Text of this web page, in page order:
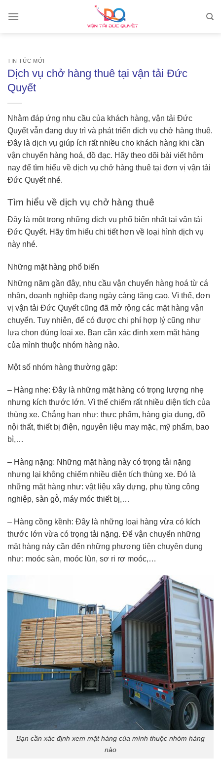
TIN TỨC MỚI
Dịch vụ chở hàng thuê tại vận tải Đức
Quyết
Nhằm đáp ứng nhu cầu của khách hàng, vận tải Đức
Quyết vẫn đang duy trì và phát triển dịch vụ chở hàng thuê.
Đây là dịch vụ giúp ích rất nhiều cho khách hàng khi cần
vận chuyển hàng hoá, đồ đạc. Hãy theo dõi bài viết hôm
nay để tìm hiểu về dịch vụ chở hàng thuê tại đơn vị vận tải
Đức Quyết nhé.
Tìm hiểu về dịch vụ chở hàng thuê
Đây là một trong những dịch vụ phổ biến nhất tại vận tải
Đức Quyết. Hãy tìm hiểu chi tiết hơn về loại hình dịch vụ
này nhé.
Những mặt hàng phổ biến
Những năm gần đây, nhu cầu vận chuyển hàng hoá từ cá
nhân, doanh nghiệp đang ngày càng tăng cao. Vì thế, đơn
vị vận tải Đức Quyết cũng đã mở rộng các mặt hàng vận
chuyển. Tuy nhiên, để có được chi phí hợp lý cũng như
lựa chọn đúng loại xe. Bạn cần xác định xem mặt hàng
của mình thuộc nhóm hàng nào.
Một số nhóm hàng thường gặp:
– Hàng nhẹ: Đây là những mặt hàng có trọng lượng nhẹ
nhưng kích thước lớn. Vì thế chiếm rất nhiều diện tích của
thùng xe. Chẳng hạn như: thực phẩm, hàng gia dụng, đồ
nội thất, thiết bị điện, nguyên liệu may mặc, mỹ phẩm, bao
bì,…
– Hàng nặng: Những mặt hàng này có trọng tải nặng
nhưng lại không chiếm nhiều diện tích thùng xe. Đó là
những mặt hàng như: vật liệu xây dựng, phụ tùng công
nghiệp, sàn gỗ, máy móc thiết bị,…
– Hàng cồng kềnh: Đây là những loại hàng vừa có kích
thước lớn vừa có trọng tải nặng. Để vận chuyển những
mặt hàng này cần đến những phương tiện chuyên dụng
như: moóc sàn, moóc lùn, sơ ri rơ moóc,…
Bạn cần xác định xem mặt hàng của mình thuộc nhóm hàng
nào